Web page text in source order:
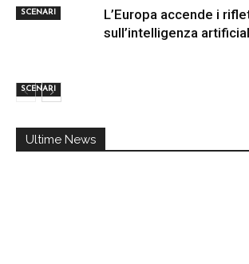
SCENARI
SCENARI
L’Europa accende i
sull’intelligenza
Ultime News